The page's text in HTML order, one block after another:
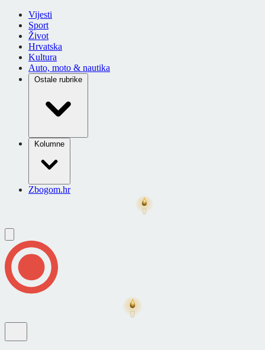
Vijesti
Sport
Život
Hrvatska
Kultura
Auto, moto & nautika
Ostale rubrike
Kolumne
Zbogom.hr